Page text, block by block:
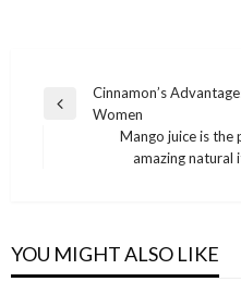
Post
navigation
Previous
Cinnamon’s
Women
Mango juice is the
amazing natural
YOU MIGHT ALSO LIKE